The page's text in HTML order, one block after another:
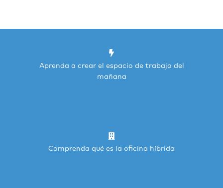
Aprenda a crear el espacio de trabajo del
mañana
Comprenda qué es la oficina híbrida